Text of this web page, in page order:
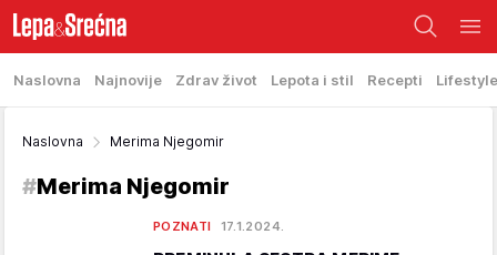
Naslovna Najnovije Zdrav život Lepota i stil Recepti Lifestyle
Naslovna Merima Njegomir
#Merima Njegomir
POZNATI 17.1.2024.